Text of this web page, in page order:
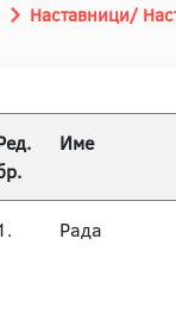
Наставници/
Име
Рада